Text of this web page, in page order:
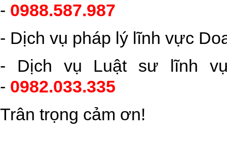
- 0988.587.987
- Dịch vụ pháp lý lĩnh vực
- Dịch vụ Luật sư lĩnh
- 0982.033.335
Trân trọng cảm ơn!